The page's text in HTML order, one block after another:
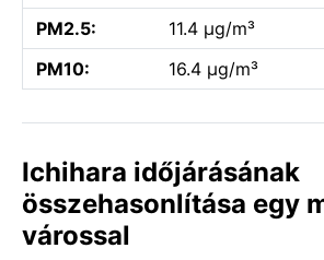
PM2.5:
11.4 µg/m³
PM10:
16.4 µg/m³
Ichihara időjárásának
összehasonlítása egy
várossal